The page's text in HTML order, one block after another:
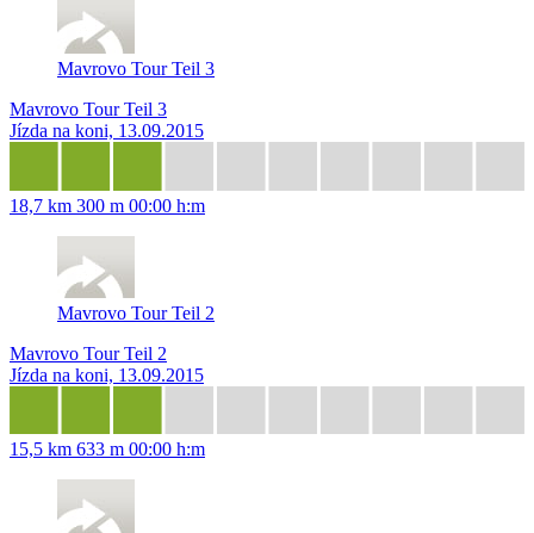
Mavrovo Tour Teil 3
Mavrovo Tour Teil 3
Jízda na koni, 13.09.2015
18,7 km 300 m 00:00 h:m
Mavrovo Tour Teil 2
Mavrovo Tour Teil 2
Jízda na koni, 13.09.2015
15,5 km 633 m 00:00 h:m